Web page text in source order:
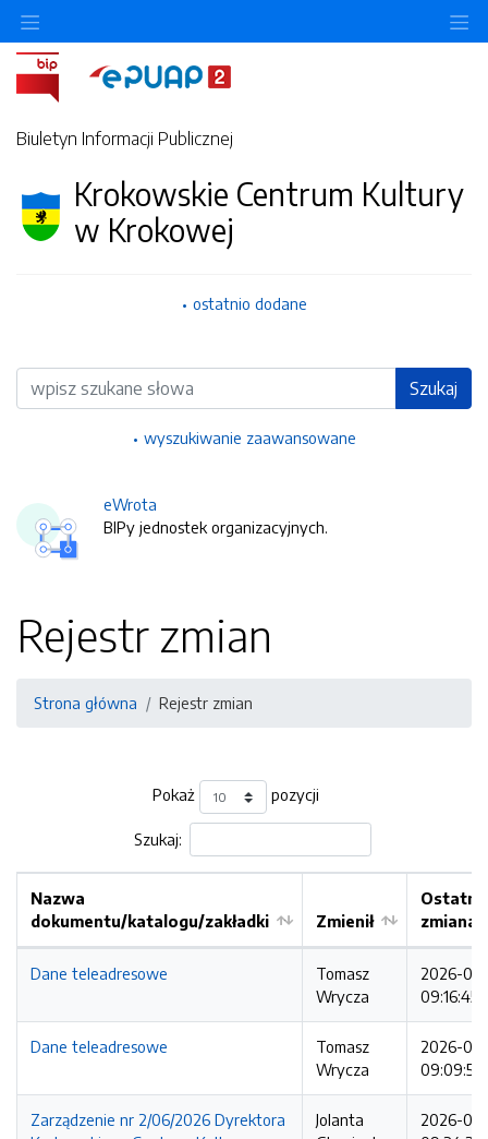
Biuletyn Informacji Publicznej
Krokowskie Centrum Kultury
w Krokowej
ostatnio dodane
Wyszukiwarka Szukaj
wyszukiwanie zaawansowane
eWrota
BIPy jednostek organizacyjnych.
Rejestr zmian
Strona główna Rejestr zmian
Pokaż pozycji
Szukaj:
Nazwa
dokumentu/katalogu/zakładki
Zmienił
zmiana
Dane teleadresowe
Tomasz
Wrycza
2026-
09:16:45
Dane teleadresowe
Tomasz
Wrycza
2026-
09:09:57
Zarządzenie nr 2/06/2026 Dyrektora
Jolanta
2026-